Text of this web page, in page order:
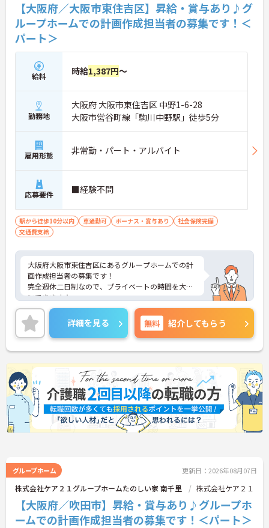
【大阪府／大阪市東住吉区】昇給・賞与あり♪グ
ループホームでの計画作成担当者の募集です！＜
パート＞
給料 時給1,387円～
勤務地
大阪府 大阪市東住吉区 中野1-6-28
大阪市営谷町線「駒川中野駅」徒歩5分
雇用形態 非常勤・パート・アルバイト
応募要件 ■経験不問
駅から徒歩10分以内 車通勤可 ボーナス・賞与あり
社会保険完備
交通費支給
大阪府大阪市東住吉区にあるグループホームでの計
画作成担当者の募集です！
完全週休二日制なので、プライベートの時間を大切
にできます☆
昇給・賞与あり♪ 頑張りがしっかり反映されま
す！
ご興味のある方には、面接対策ポイントなど、さら
に詳細をお話しいたしますのでお気軽にご相談くだ
さい！
詳細を見る 無料 紹介してもらう
グループホーム 更新日：2026年08月07日
株式会社ケア２１グループホームたのしい家 南千里 株式会社ケア２１
【大阪府／吹田市】昇給・賞与あり♪グループホ
ームでの計画作成担当者の募集です！＜パート＞